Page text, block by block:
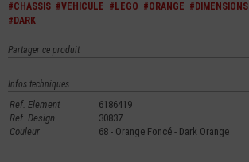
#CHASSIS #VEHICULE #LEGO #ORANGE #DIMENSIONS
#DARK
Partager ce produit
Infos techniques
Ref. Element
6186419
Ref. Design
30837
Couleur
68 - Orange Foncé - Dark Orange